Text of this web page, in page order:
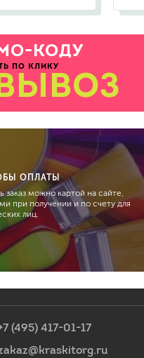
КОДУ
ПО КЛИКУ
ОПЛАТЫ
заказ можно картой на сайте,
при получении и по счету для
лиц.
(495) 417-01-17